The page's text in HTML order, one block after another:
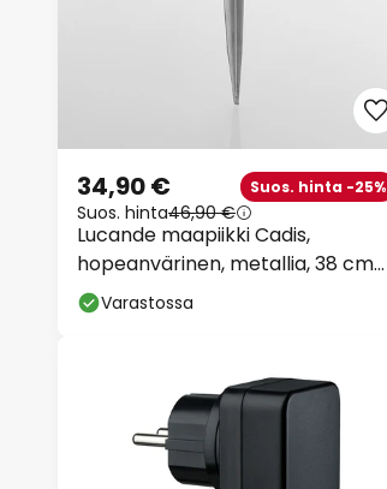
Lucande maapiikki Cadis,
hopeanvärinen, metallia, 38 cm
korkea
34,90 € Suos. hinta -25%
Suos. hinta46,90 €
Varastossa